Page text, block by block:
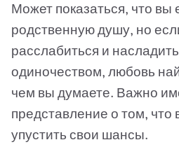
Может показаться, что
родственную душу, но
расслабиться и
одиночеством, любовь
чем вы думаете. Важно
представление о том,
упустить свои шансы.